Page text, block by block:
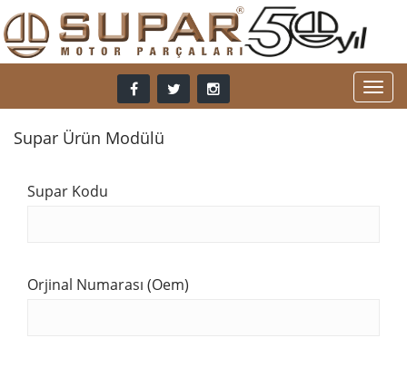
Supar Ürün Modülü
Supar Kodu
Orjinal Numarası (Oem)